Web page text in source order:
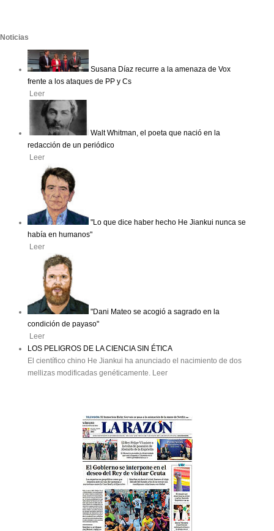
Noticias
Susana Díaz recurre a la amenaza de Vox
frente a los ataques de PP y Cs
Leer
Walt Whitman, el poeta que nació en la
redacción de un periódico
Leer
"Lo que dice haber hecho He Jiankui nunca se
había en humanos"
Leer
"Dani Mateo se acogió a sagrado en la
condición de payaso"
Leer
LOS PELIGROS DE LA CIENCIA SIN ÉTICA
El científico chino He Jiankui ha anunciado el nacimiento de dos
mellizas modificadas genéticamente. Leer